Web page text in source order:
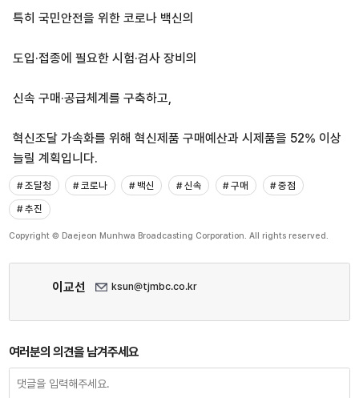
특히 국민안전을 위한 코로나 백신의
도입·접종에 필요한 시험·검사 장비의
신속 구매·공급체계를 구축하고,
혁신조달 가속화를 위해 혁신제품 구매예산과 시제품을 52% 이상
늘릴 계획입니다.
# 조달청 # 코로나 # 백신 # 신속 # 구매
# 중점
# 추진
Copyright © Daejeon Munhwa Broadcasting Corporation. All rights reserved.
이교선 ksun@tjmbc.co.kr
여러분의 의견을 남겨주세요